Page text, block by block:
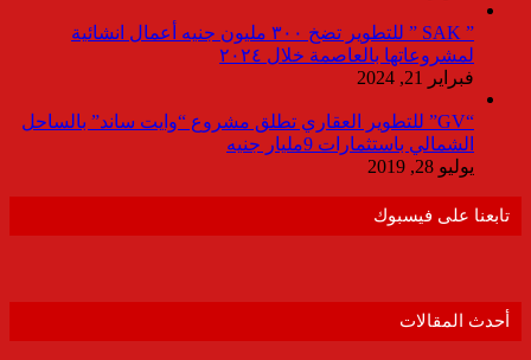
” SAK ” للتطوير تضخ ٣٠٠ مليون جنيه أعمال انشائية
لمشروعاتها بالعاصمة خلال ٢٠٢٤
فبراير 21, 2024
“GV” للتطوير العقاري تطلق مشروع “وايت ساند” بالساحل
الشمالي باستثمارات 9مليار جنيه
يوليو 28, 2019
تابعنا على فيسبوك
أحدث المقالات